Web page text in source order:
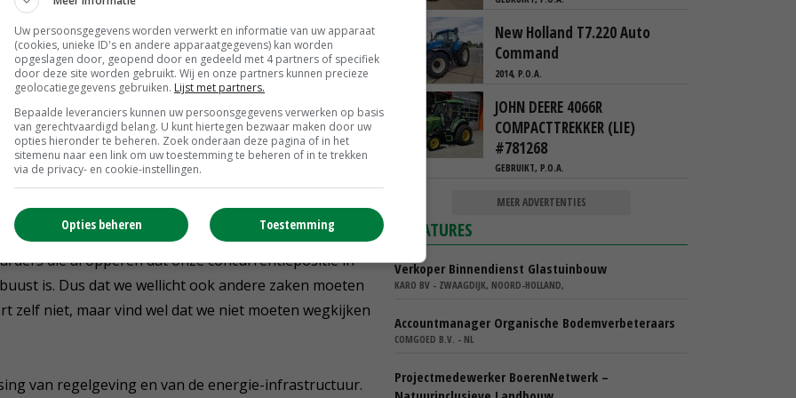
op welke locaties bijvoorbeeld zonnepanelen of
je keuzes maakt, krijg je altijd mensen die blij zijn of
moet elke regio zijn duurzame energie
de definitieve strategieën, inclusief aangewezen
van worden. Dat is ook mijn inzet: een positieve draai
die al opperen dat onze concurrentiepositie in
is. Dus dat we wellicht ook andere zaken moeten
zelf niet, maar vind wel dat we niet moeten wegkijken
van regelgeving en van de energie-infrastructuur.
New Holland T7.220 Auto
Command
2014, P.O.A.
JOHN DEERE 4066R
COMPACTTREKKER (LIE)
#781268
GEBRUIKT, P.O.A.
MEER ADVERTENTIES
VACATURES
Verkoper Binnendienst Glastuinbouw
KARO BV - ZWAAGDIJK, NOORD-HOLLAND,
Accountmanager Organische Bodemverbeteraars
COMGOED B.V. - NL
Projectmedewerker BoerenNetwerk –
Uw persoonsgegevens worden verwerkt en informatie van uw apparaat
(cookies, unieke ID's en andere apparaatgegevens) kan worden
opgeslagen door, geopend door en gedeeld met 4 partners of specifiek
door deze site worden gebruikt. Wij en onze partners kunnen precieze
geolocatiegegevens gebruiken. Lijst met partners.
Bepaalde leveranciers kunnen uw persoonsgegevens verwerken op basis
van gerechtvaardigd belang. U kunt hiertegen bezwaar maken door uw
opties hieronder te beheren. Zoek onderaan deze pagina of in het
sitemenu naar een link om uw toestemming te beheren of in te trekken
via de privacy- en cookie-instellingen.
Toestemming
Opties beheren